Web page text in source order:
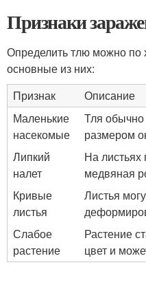
Признаки
Определить тлю можно по
основные из них:
Признак
Описание
Маленькие
насекомые
Тля обычно
размером
Липкий
налет
На листьях
медвяная
Кривые
листья
Листья
Слабое
растение
Растение
цвет и